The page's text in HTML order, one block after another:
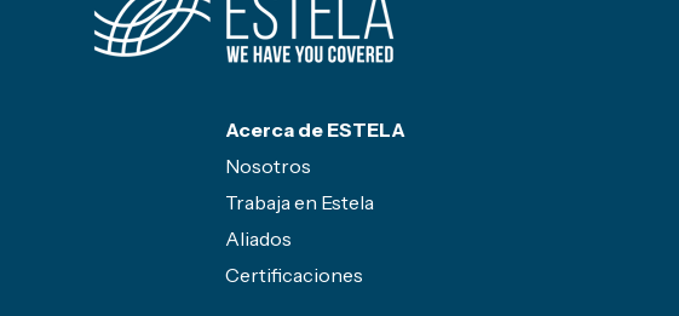
Acerca de ESTELA
Nosotros
Trabaja en Estela
Aliados
Certificaciones